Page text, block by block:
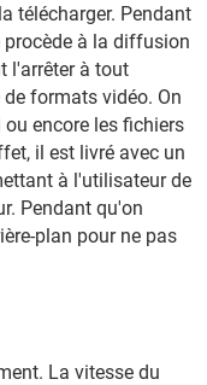
télécharger. Pendant
à la diffusion
l'arrêter à tout
formats vidéo. On
ou encore les fichiers
il est livré avec un
à l'utilisateur de
Pendant qu'on
plan pour ne pas
La vitesse du